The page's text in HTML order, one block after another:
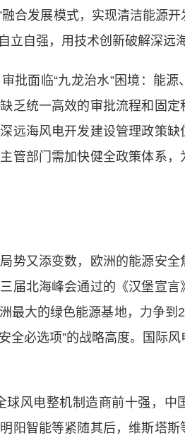
合发展模式，实现清洁能源
自强，用技术创新破解深远
面临“九龙治水”困境：能源
乏统一高效的审批流程和固
远海风电开发建设管理政策
管部门需加快健全政策体系
又添变数，欧洲的能源安全
届北海峰会通过的《汉堡宣
最大的绿色能源基地，力争到
全必选项”的战略高度。国际
风电整机制造商前十强，中
阳智能等紧随其后，维斯塔